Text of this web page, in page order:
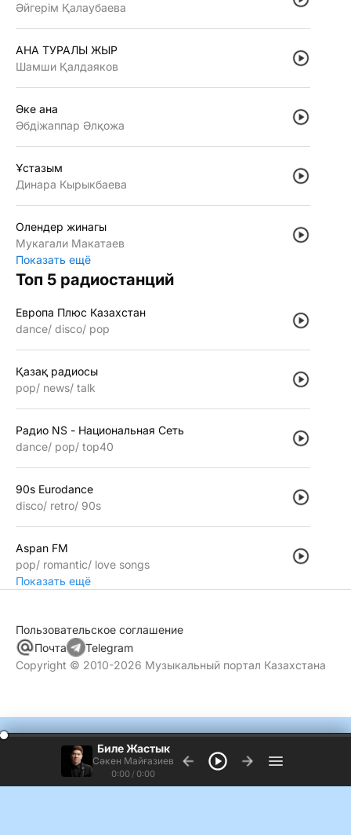
Әйгерiм Қалаубаева
АНА ТУРАЛЫ ЖЫР
Шамши Қалдаяков
Әке ана
Әбдiжаппар Әлқожа
Ұстазым
Динара Кырыкбаева
Олендер жинагы
Мукагали Макатаев
Показать ещё
Топ 5 радиостанций
Европа Плюс Казахстан
dance disco pop
Қазақ радиосы
pop
news talk
Радио NS - Национальная Сеть
dance pop top40
90s Eurodance
disco retro 90s
Aspan FM
pop
romantic
love songs
Показать ещё
Пользовательское соглашение
Copyright © 2010-2026 Музыкальный портал Казахстана
Почта Telegram
Биле Жастык
Сәкен Майғазиев
0:00 / 0:00